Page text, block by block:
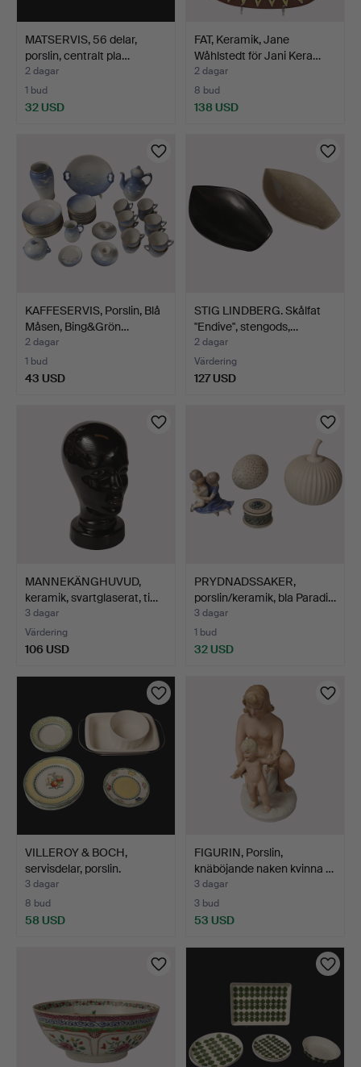
MATSERVIS, 56 delar,
porslin, centralt pla…
2 dagar
1 bud
32 USD
FAT, Keramik, Jane
Wåhlstedt för Jani Kera…
2 dagar
8 bud
138 USD
KAFFESERVIS, Porslin, Blå
Måsen, Bing&Grön…
2 dagar
1 bud
43 USD
STIG LINDBERG. Skålfat
"Endive", stengods,…
2 dagar
Värdering
127 USD
MANNEKÄNGHUVUD,
keramik, svartglaserat, ti…
3 dagar
Värdering
106 USD
PRYDNADSSAKER,
porslin/keramik, bla Paradi…
3 dagar
1 bud
32 USD
VILLEROY & BOCH,
servisdelar, porslin.
3 dagar
8 bud
58 USD
FIGURIN, Porslin,
knäböjande naken kvinna …
3 dagar
3 bud
53 USD